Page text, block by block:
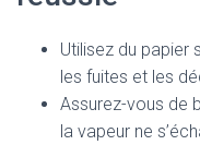
Utilisez du papier
les fuites et les
Assurez-vous de
la vapeur ne